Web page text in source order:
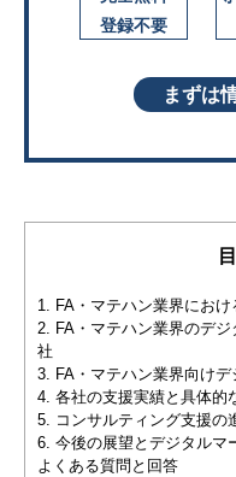
登録不要
まずは
1. FA・マテハン業界にお
2. FA・マテハン業界のデ
社
3. FA・マテハン業界向け
4. 各社の支援実績と具体的
5. コンサルティング支援の
6. 今後の展望とデジタルマ
よくある質問と回答